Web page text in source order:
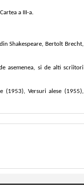
a III-a.
Shakespeare, Bertolt Brecht,
asemenea, si de alti scriitori
(1953), Versuri alese (1955),